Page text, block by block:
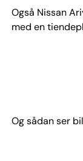
Også Nissan
med en
Og sådan ser